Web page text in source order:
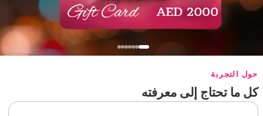
حول التجربة
كل ما تحتاج إلى معرفته